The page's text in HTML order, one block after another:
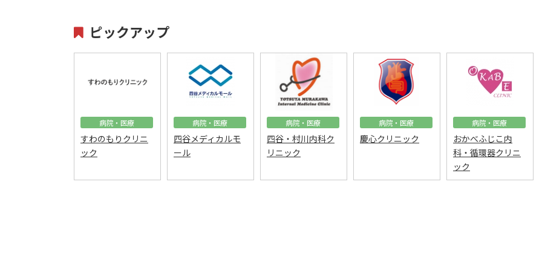
ピックアップ
病院・医療
すわのもりクリニ
ック
病院・医療
四谷メディカルモ
ール
病院・医療
四谷・村川内科ク
リニック
病院・医療
慶心クリニック
病院・医療
おかべふじこ内
科・循環器クリニ
ック